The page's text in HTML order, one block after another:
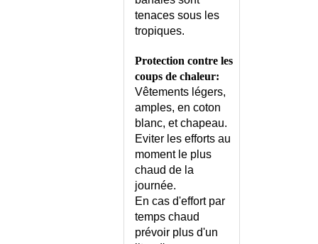
tenaces sous les
tropiques.
Protection contre les
coups de chaleur:
Vêtements légers,
amples, en coton
blanc, et chapeau.
Eviter les efforts au
moment le plus
chaud de la
journée.
En cas d'effort par
temps chaud
prévoir plus d'un